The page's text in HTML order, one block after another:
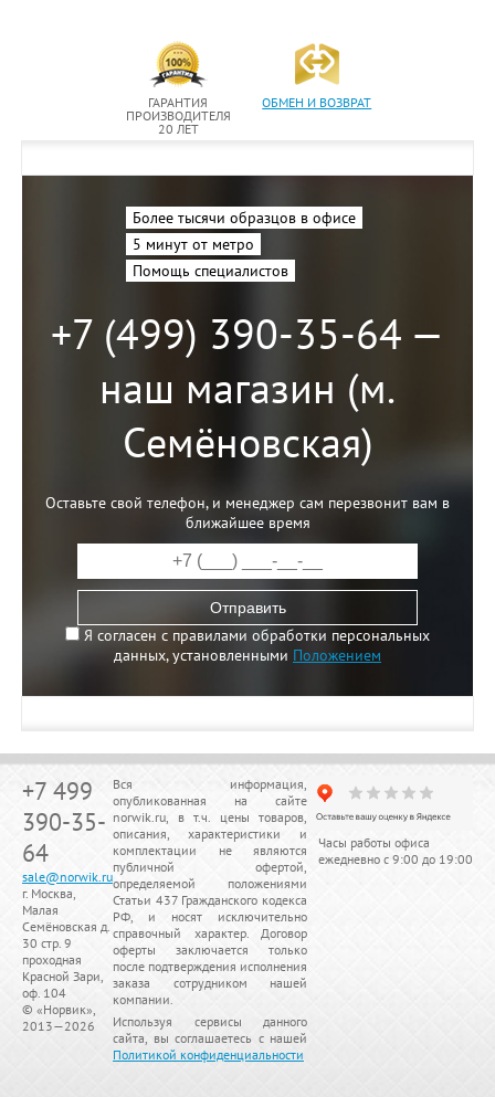
ГАРАНТИЯ
ПРОИЗВОДИТЕЛЯ
20 ЛЕТ
ОБМЕН И ВОЗВРАТ
Более тысячи образцов в офисе
5 минут от метро
Помощь специалистов
+7 (499) 390-35-64 —
наш магазин (м.
Семёновская)
Оставьте свой телефон, и менеджер сам перезвонит вам в
ближайшее время
Отправить
Я согласен с правилами обработки персональных
данных, установленными Положением
+7 499
390-35-
64
sale@norwik.ru
г. Москва,
Малая
Семёновская д.
30 стр. 9
проходная
Красной Зари,
оф. 104
© «Норвик»,
2013—2026
Вся информация,
опубликованная на сайте
norwik.ru, в т.ч. цены товаров,
описания, характеристики и
комплектации не являются
публичной офертой,
определяемой положениями
Статьи 437 Гражданского кодекса
РФ, и носят исключительно
справочный характер. Договор
оферты заключается только
после подтверждения исполнения
заказа сотрудником нашей
компании.
Используя сервисы данного
сайта, вы соглашаетесь с нашей
Политикой конфиденциальности
Часы работы офиса
ежедневно с 9:00 до 19:00